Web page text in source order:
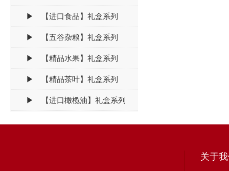
▶ 【进口食品】礼盒系列
▶ 【五谷杂粮】礼盒系列
▶ 【精品水果】礼盒系列
▶ 【精品茶叶】礼盒系列
▶ 【进口橄榄油】礼盒系列
关于